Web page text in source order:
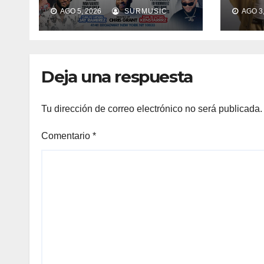
United Palace este
15 de agosto
AGO 5, 2026 SURMUSIC
de
enAGO
Deja una respuesta
Tu dirección de correo electrónico no será publicada.
Comentario *